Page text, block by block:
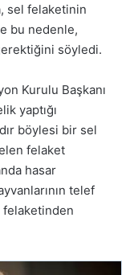
sel felaketinin
bu nedenle,
söyledi.
Kurulu Başkanı
yaptığı
böylesi bir sel
felaket
hasar
telef